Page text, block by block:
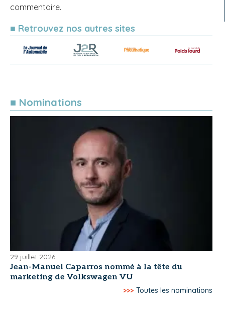
commentaire.
■ Retrouvez nos autres sites
■ Nominations
29 juillet 2026
Jean-Manuel Caparros nommé à la tête du
marketing de Volkswagen VU
>>> Toutes les nominations